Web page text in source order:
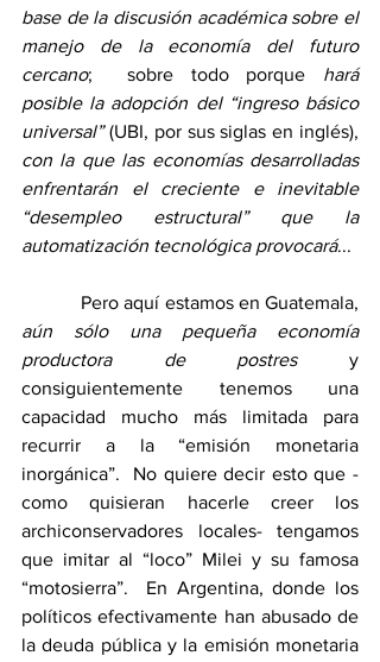
base de la discusión académica sobre el
manejo de la economía del futuro
cercano;  sobre todo porque hará
posible la adopción del “ingreso básico
universal”
con la que las economías desarrolladas
enfrentarán el creciente e inevitable
“desempleo estructural” que la
automatización tecnológica provocará...
aún sólo una pequeña economía
productora de postres y
consiguientemente tenemos una
capacidad mucho más limitada para
recurrir a la “emisión monetaria
inorgánica”.  No quiere decir esto que -
como quisieran hacerle creer los
archiconservadores locales- tengamos
que imitar al “loco” Milei y su famosa
“motosierra”.  En Argentina, donde los
políticos efectivamente han abusado de
la deuda pública y la emisión monetaria